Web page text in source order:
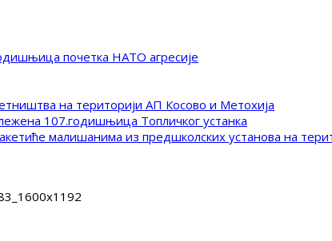
почетка НАТО агресије
на територији АП Косово и Метохија
107.годишњица Топличког устанка
малишанима из предшколских установа на